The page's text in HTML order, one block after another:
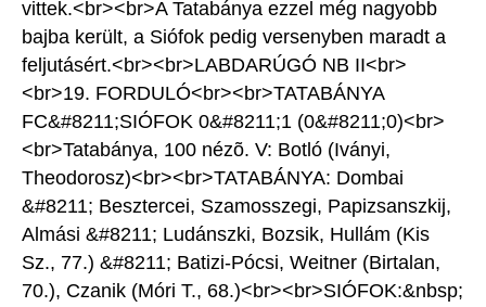
vittek.<br><br>A Tatabánya ezzel még nagyobb
bajba került, a Siófok pedig versenyben maradt a
feljutásért.<br><br>LABDARÚGÓ NB II<br>
<br>19. FORDULÓ<br><br>TATABÁNYA
FC&#8211;SIÓFOK 0&#8211;1 (0&#8211;0)<br>
<br>Tatabánya, 100 nézõ. V: Botló (Iványi,
Theodorosz)<br><br>TATABÁNYA: Dombai
&#8211; Besztercei, Szamosszegi, Papizsanszkij,
Almási &#8211; Ludánszki, Bozsik, Hullám (Kis
Sz., 77.) &#8211; Batizi-Pócsi, Weitner (Birtalan,
70.), Czanik (Móri T., 68.)<br><br>SIÓFOK:&nbsp;